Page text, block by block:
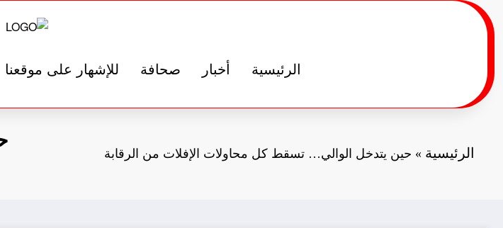
التجاوز
إلى
الرئيسية أخبار صحافة للإشهار على موقعنا
الرئيسية » حين يتدخل الوالي… تسقط كل محاولات الإفلات من الرقابة